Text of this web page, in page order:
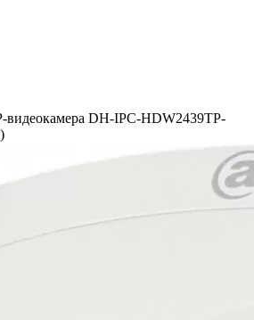
видеокамера DH-IPC-HDW2439TP-